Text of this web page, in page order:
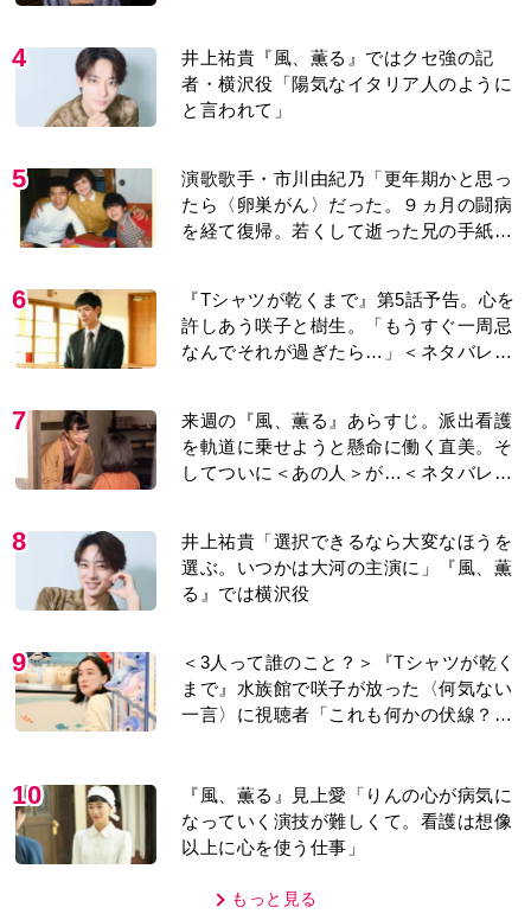
4
井上祐貴『風、薫る』ではクセ強の記
者・横沢役「陽気なイタリア人のように
と言われて」
5
演歌歌手・市川由紀乃「更年期かと思っ
たら〈卵巣がん〉だった。９ヵ月の闘病
を経て復帰。若くして逝った兄の手紙を
6
『Tシャツが乾くまで』第5話予告。心を
許しあう咲子と樹生。「もうすぐ一周忌
なんでそれが過ぎたら…」＜ネタバレあ
7
来週の『風、薫る』あらすじ。派出看護
を軌道に乗せようと懸命に働く直美。そ
してついに＜あの人＞が…＜ネタバレあ
8
井上祐貴「選択できるなら大変なほうを
選ぶ。いつかは大河の主演に」『風、薫
る』では横沢役
9
＜3人って誰のこと？＞『Tシャツが乾く
まで』水族館で咲子が放った〈何気ない
一言〉に視聴者「これも何かの伏線？」
10
『風、薫る』見上愛「りんの心が病気に
なっていく演技が難しくて。看護は想像
以上に心を使う仕事」
もっと見る